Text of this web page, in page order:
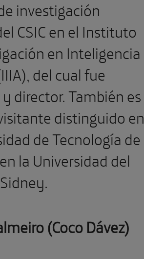
investigación
CSIC en el Instituto
en Inteligencia
del cual fue
director. También es
distinguido en
de Tecnología de
la Universidad del
Sidney.
(Coco Dávez)